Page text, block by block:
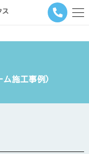
メ
ー
ン
ム施工事例)